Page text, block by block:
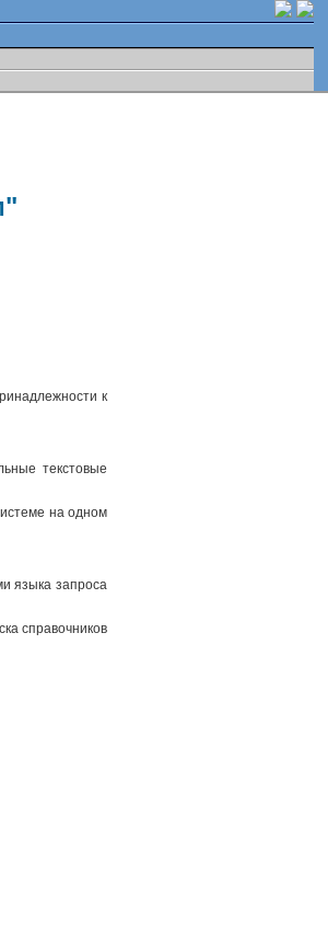
к
текстовые
на одном
языка запроса
справочников